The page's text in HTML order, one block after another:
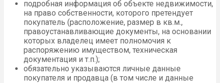
подробная информация об объекте недвижимости,
на право собственности, которого претендует
покупатель (расположение, размер в кв.м.,
правоустанавливающие документы, на основании
которых владелец имеет полномочия к
распоряжению имуществом, техническая
документация и т.п.);
обязательно указываются личные данные
покупателя и продавца (в том числе и данные